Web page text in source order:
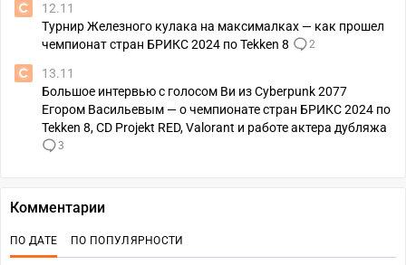
12.11
Турнир Железного кулака на максималках — как прошел
чемпионат стран БРИКС 2024 по Tekken 8
2
13.11
Большое интервью с голосом Ви из Cyberpunk 2077
Егором Васильевым — о чемпионате стран БРИКС 2024 по
Tekken 8, CD Projekt RED, Valorant и работе актера дубляжа
3
Комментарии
ПО ДАТЕ ПО ПОПУЛЯРНОСТИ